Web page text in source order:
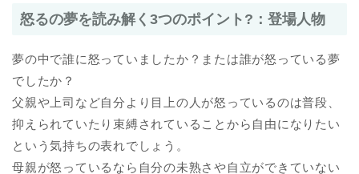
怒るの夢を読み解く3つのポイント?：登場人物
夢の中で誰に怒っていましたか？または誰が怒っている夢
でしたか？
父親や上司など自分より目上の人が怒っているのは普段、
抑えられていたり束縛されていることから自由になりたい
という気持ちの表れでしょう。
母親が怒っているなら自分の未熟さや自立ができていない